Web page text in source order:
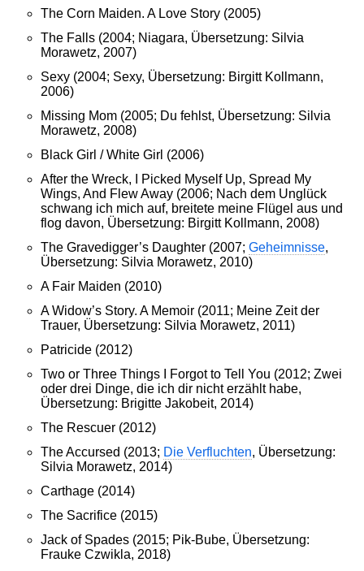
The Corn Maiden. A Love Story (2005)
The Falls (2004; Niagara, Übersetzung: Silvia
Morawetz, 2007)
Sexy (2004; Sexy, Übersetzung: Birgitt Kollmann,
2006)
Missing Mom (2005; Du fehlst, Übersetzung: Silvia
Morawetz, 2008)
Black Girl / White Girl (2006)
After the Wreck, I Picked Myself Up, Spread My
Wings, And Flew Away (2006; Nach dem Unglück
schwang ich mich auf, breitete meine Flügel aus und
flog davon, Übersetzung: Birgitt Kollmann, 2008)
The Gravedigger’s Daughter (2007; Geheimnisse,
Übersetzung: Silvia Morawetz, 2010)
A Fair Maiden (2010)
A Widow’s Story. A Memoir (2011; Meine Zeit der
Trauer, Übersetzung: Silvia Morawetz, 2011)
Patricide (2012)
Two or Three Things I Forgot to Tell You (2012; Zwei
oder drei Dinge, die ich dir nicht erzählt habe,
Übersetzung: Brigitte Jakobeit, 2014)
The Rescuer (2012)
The Accursed (2013; Die Verfluchten, Übersetzung:
Silvia Morawetz, 2014)
Carthage (2014)
The Sacrifice (2015)
Jack of Spades (2015; Pik-Bube, Übersetzung:
Frauke Czwikla, 2018)